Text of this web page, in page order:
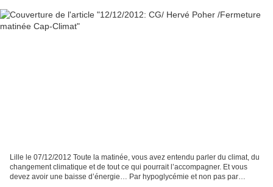
Lille le 07/12/2012 Toute la matinée, vous avez entendu parler du climat, du
changement climatique et de tout ce qui pourrait l’accompagner. Et vous
devez avoir une baisse d’énergie… Par hypoglycémie et non pas par